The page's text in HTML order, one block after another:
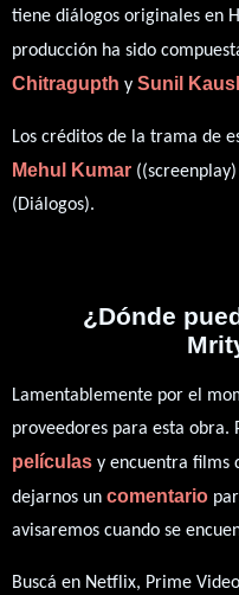
tiene diálogos originales en
producción ha sido
Chitragupth y Sunil
Los créditos de la trama de
Mehul Kumar
(Diálogos).
¿Dónde
Lamentablemente por el
proveedores para esta obra.
películas y encuentra films
dejarnos un comentario
avisaremos cuando se
Buscá en Netflix, Prime